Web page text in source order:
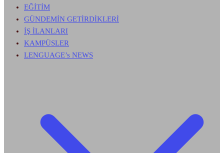
EĞİTİM
GÜNDEMİN GETİRDİKLERİ
İŞ İLANLARI
KAMPÜSLER
LENGUAGE’s NEWS